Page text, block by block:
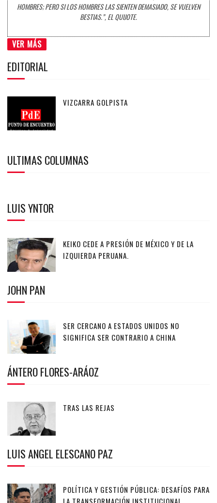
HOMBRES; PERO SI LOS HOMBRES LAS SIENTEN DEMASIADO, SE VUELVEN
BESTIAS.”, EL QUIJOTE.
VER MÁS
EDITORIAL
VIZCARRA GOLPISTA
ULTIMAS COLUMNAS
LUIS YNTOR
KEIKO CEDE A PRESIÓN DE MÉXICO Y DE LA
IZQUIERDA PERUANA.
JOHN PAN
SER CERCANO A ESTADOS UNIDOS NO
SIGNIFICA SER CONTRARIO A CHINA
ÁNTERO FLORES-ARÁOZ
TRAS LAS REJAS
LUIS ANGEL ELESCANO PAZ
POLÍTICA Y GESTIÓN PÚBLICA: DESAFÍOS PARA